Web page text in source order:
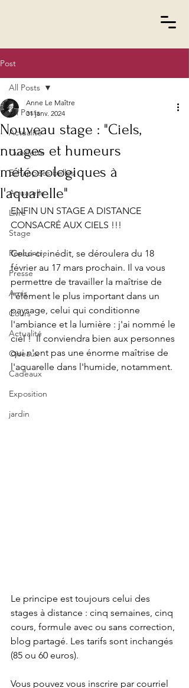
Post
All Posts
Actualité
Cueillette
Echappées belles
Aquarelle
Livre
Stage
Rencontre
Presse
Amis
Cours
Actualité
Oiseaux
Cadeaux
Exposition
jardin
All Posts
Nouveau stage : "Ciels,
nuages et humeurs
météorologiques à
l'aquarelle"
Anne Le Maître
31 janv. 2024
ENFIN UN STAGE A DISTANCE
CONSACRÉ AUX CIELS !!!
Celui-ci, inédit, se déroulera du 18
février au 17 mars prochain. Il va vous
permettre de travailler la maîtrise de
l'élément le plus important dans un
paysage, celui qui conditionne
l'ambiance et la lumière : j'ai nommé le
ciel !  Il conviendra bien aux personnes
qui n'ont pas une énorme maîtrise de
l'aquarelle dans l'humide, notamment.
Le principe est toujours celui des
stages à distance : cinq semaines, cinq
cours, formule avec ou sans correction,
blog partagé. Les tarifs sont inchangés
(85 ou 60 euros).
Vous pouvez vous inscrire par courriel